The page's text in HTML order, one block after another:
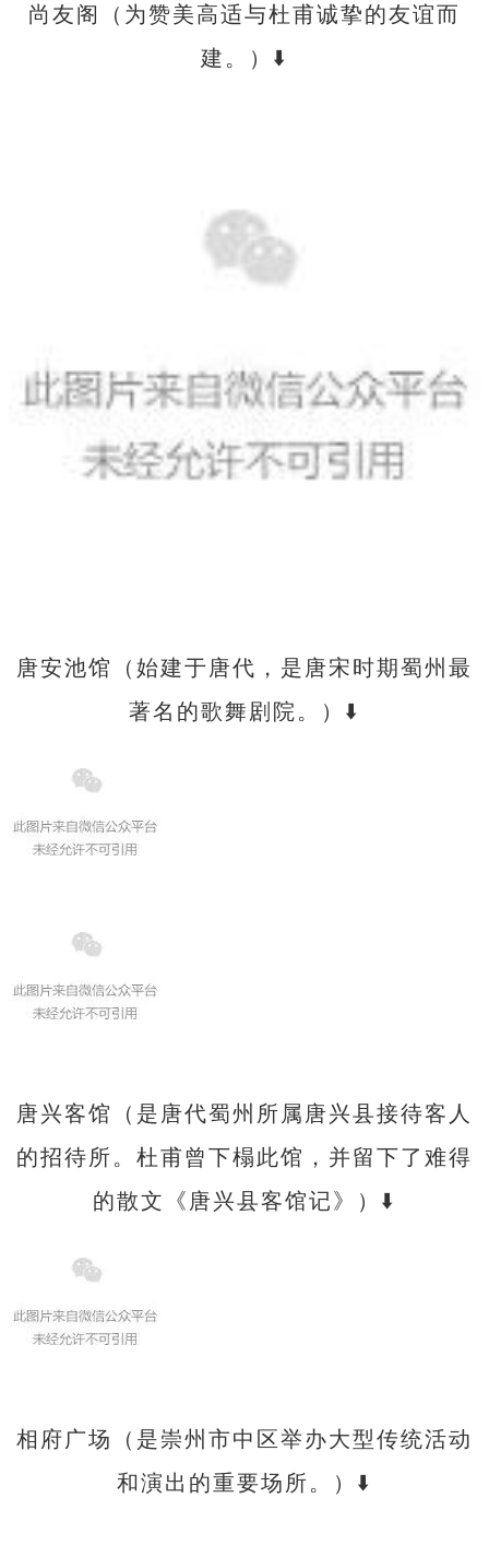
尚友阁（为赞美高适与杜甫诚挚的友谊而
建。）⬇️
唐安池馆（始建于唐代，是唐宋时期蜀州最
著名的歌舞剧院。）⬇️
唐兴客馆（是唐代蜀州所属唐兴县接待客人
的招待所。杜甫曾下榻此馆，并留下了难得
的散文《唐兴县客馆记》）⬇️
相府广场（是崇州市中区举办大型传统活动
和演出的重要场所。）⬇️